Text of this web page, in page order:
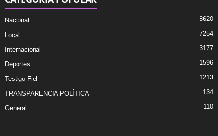
Nacional 8620
Local 7254
Internacional 3177
Deportes 1596
Testigo Fiel 1213
TRANSPARENCIA POLÍTICA 134
General 110